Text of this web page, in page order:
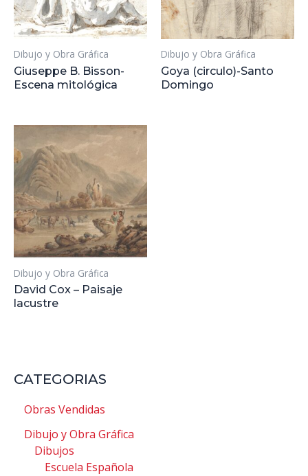
Dibujo y Obra Gráfica
Giuseppe B. Bisson-
Escena mitológica
Dibujo y Obra Gráfica
Goya (circulo)-Santo
Domingo
Dibujo y Obra Gráfica
David Cox – Paisaje
lacustre
CATEGORIAS
Obras Vendidas
Dibujo y Obra Gráfica
Dibujos
Escuela Española